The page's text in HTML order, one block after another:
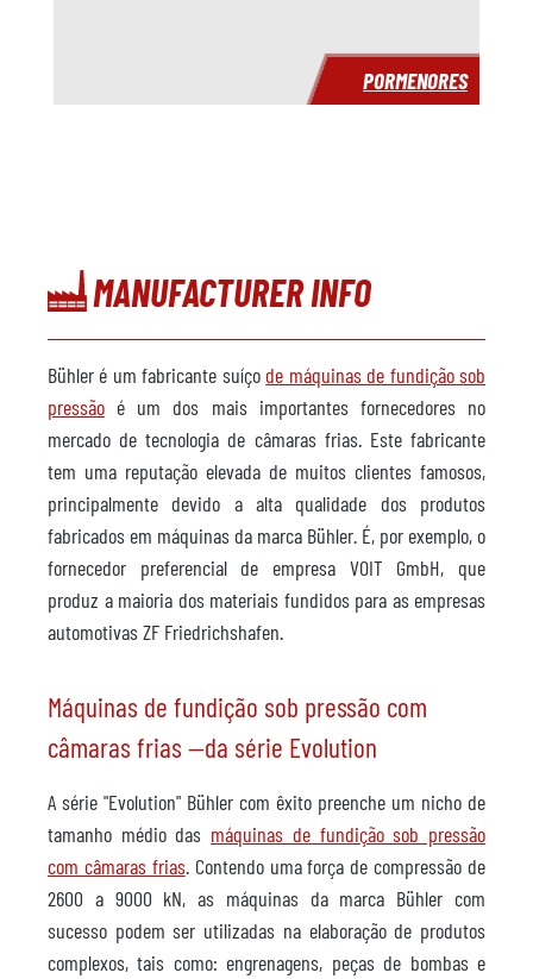
PORMENORES
MANUFACTURER INFO
Bühler é um fabricante suíço de máquinas de fundição sob
pressão é um dos mais importantes fornecedores no
mercado de tecnologia de câmaras frias. Este fabricante
tem uma reputação elevada de muitos clientes famosos,
principalmente devido a alta qualidade dos produtos
fabricados em máquinas da marca Bühler. É, por exemplo, o
fornecedor preferencial de empresa VOIT GmbH, que
produz a maioria dos materiais fundidos para as empresas
automotivas ZF Friedrichshafen.
Máquinas de fundição sob pressão com
câmaras frias —da série Evolution
A série "Evolution" Bühler com êxito preenche um nicho de
tamanho médio das máquinas de fundição sob pressão
com câmaras frias. Contendo uma força de compressão de
2600 a 9000 kN, as máquinas da marca Bühler com
sucesso podem ser utilizadas na elaboração de produtos
complexos, tais como: engrenagens, peças de bombas e